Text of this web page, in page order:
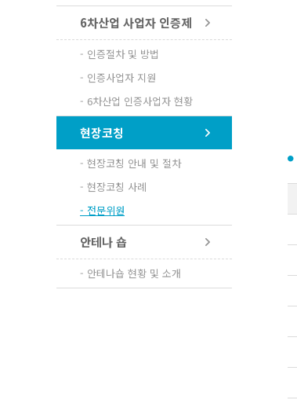
6차산업 사업자 인증제
- 인증절차 및 방법
- 인증사업자 지원
- 6차산업 인증사업자 현황
현장코칭
- 현장코칭 안내 및 절차
- 현장코칭 사례
- 전문위원
안테나 숍
- 안테나숍 현황 및 소개